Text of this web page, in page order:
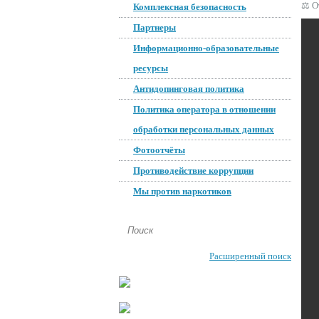
Комплексная безопасность
Партнеры
Информационно-образовательные
ресурсы
Антидопинговая политика
Политика оператора в отношении
обработки персональных данных
Фотоотчёты
Противодействие коррупции
Мы против наркотиков
Расширенный поиск
⚖️